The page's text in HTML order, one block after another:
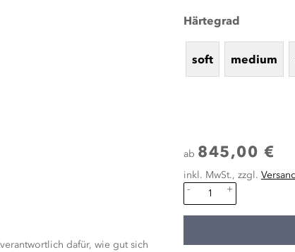
Härtegrad
soft medium
ab 845,00 €
inkl. MwSt., zzgl.
-
+
dafür, wie gut sich